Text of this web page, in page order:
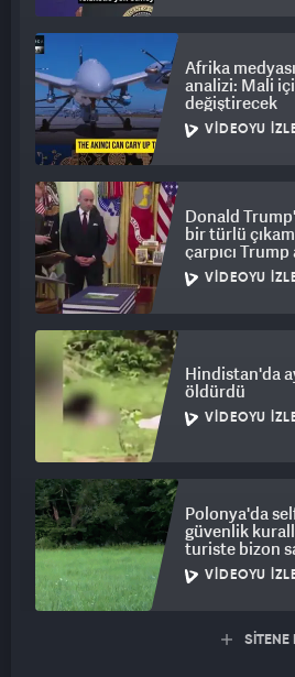
Gazze şehrinin Eski Şehir bölgesindeki
mahallesinde yer alan saray, yaklaşık
edilmişti. Ancak İngiliz Mandası
nedeniyle alanı 600 metrekareye
kaynaklara göre, saray 1260 yılında
Akkuş eş-Şakiki tarafından inşa edildi.
Afrika
analizi: Mali
değiştirecek
VIDEOYU
Donald
bir türlü
çarpıcı
VIDEOYU
Hindistan'da
öldürdü
VIDEOYU
Polonya'da
güvenlik
turiste bizon
VIDEOYU
SİTENE